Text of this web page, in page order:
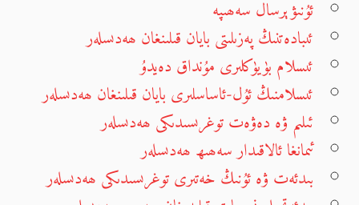
ئۇنىۋېرسال سەھىپە
ئىبادەتنىڭ پەزىلىتى بايان قىلىنغان ھەدىسلەر
ئىسلام بۈيۈكلىرى مۇنداق دەيدۇ
ئىسلامنىڭ ئۇل-ئاساسلىرى بايان قىلىنغان ھەدىسلەر
ئىلىم ۋە دەۋەت توغرىسىدىكى ھەدىسلەر
ئىمانغا ئالاقىدار سەھىھ ھەدىسلەر
بىدئەت ۋە ئۇنىڭ خەتىرى توغرىسىدىكى ھەدىسلەر